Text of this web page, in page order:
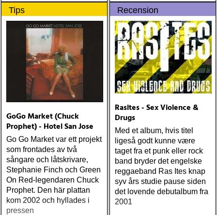
Tips
GoGo Market (Chuck
Prophet) - Hotel San Jose
Go Go Market var ett projekt
som frontades av två
sångare och låtskrivare,
Stephanie Finch och Green
On Red-legendaren Chuck
Prophet. Den här plattan
kom 2002 och hyllades i
pressen
Recension
Rasites - Sex Violence &
Drugs
Med et album, hvis titel
ligeså godt kunne være
taget fra et punk eller rock
band bryder det engelske
reggaeband Ras Ites knap
syv års studie pause siden
det lovende debutalbum fra
2001